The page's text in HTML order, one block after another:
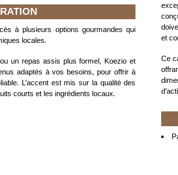
à plusieurs options gourmandes qui
locales.
un repas assis plus formel, Koezio et
adaptés à vos besoins, pour offrir à
L’accent est mis sur la qualité des
courts et les ingrédients locaux.
et
Ce